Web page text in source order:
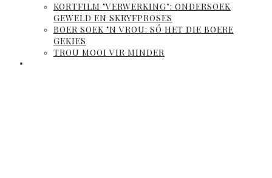
KORTFILM ‘VERWERKING’: ONDERSOEK
GEWELD EN SKRYFPROSES
BOER SOEK ‘N VROU: SÓ HET DIE BOERE
GEKIES
TROU MOOI VIR MINDER